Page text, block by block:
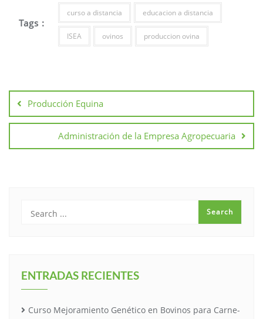
Tags :
curso a distancia educacion a distancia
ISEA ovinos produccion ovina
Producción Equina
Administración de la Empresa Agropecuaria
ENTRADAS RECIENTES
Curso Mejoramiento Genético en Bovinos para Carne-